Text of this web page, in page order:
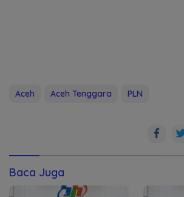
Aceh Aceh Tenggara PLN
Baca Juga